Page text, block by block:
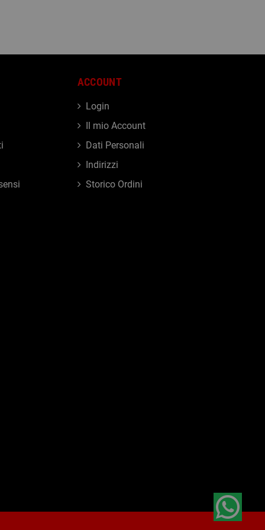
ACCOUNT
Login
Il mio Account
Dati Personali
Indirizzi
Storico Ordini